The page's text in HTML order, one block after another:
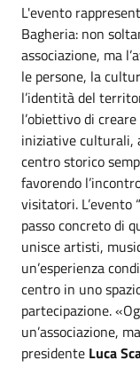
L'evento
Bagheria: non
associazione, ma
le persone, la
l’identità del
l’obiettivo di
iniziative culturali,
centro storico
favorendo
visitatori. L’evento
passo concreto di
unisce artisti,
un’esperienza
centro in uno
partecipazione.
un’associazione,
presidente Luca